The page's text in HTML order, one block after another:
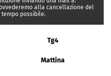
alla cancellazione del
possibile.
Tg4
Mattina